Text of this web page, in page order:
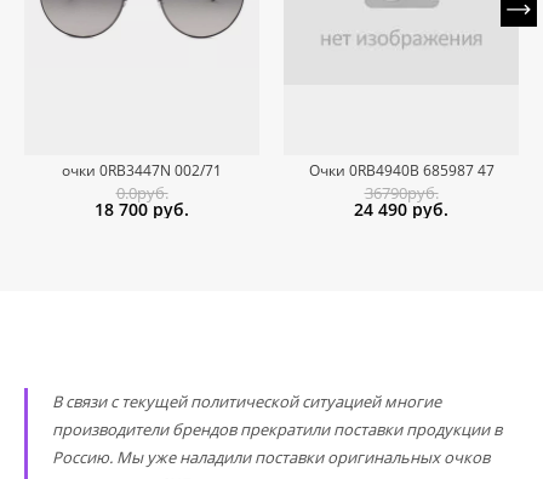
очки 0RB3447N 002/71
0.0руб.
18 700 руб.
Очки 0RB4940B 685987 47
36790руб.
24 490 руб.
В связи с текущей политической ситуацией многие
производители брендов прекратили поставки продукции в
Россию. Мы уже наладили поставки оригинальных очков